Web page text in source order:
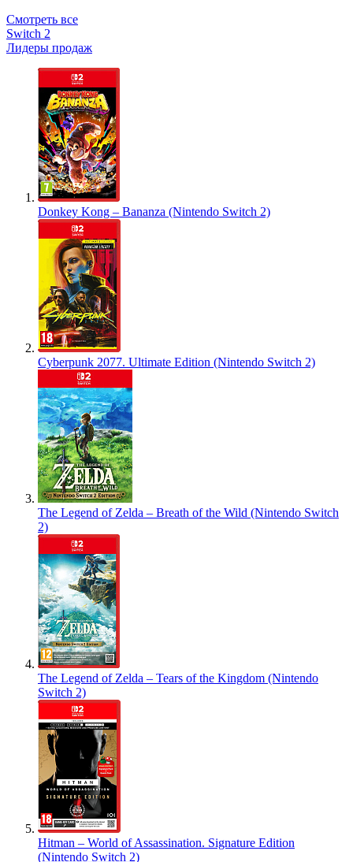
Смотреть все
Switch 2
Лидеры продаж
Donkey Kong – Bananza (Nintendo Switch 2)
Cyberpunk 2077. Ultimate Edition (Nintendo Switch 2)
The Legend of Zelda – Breath of the Wild (Nintendo Switch
2)
The Legend of Zelda – Tears of the Kingdom (Nintendo
Switch 2)
Hitman – World of Assassination. Signature Edition
(Nintendo Switch 2)